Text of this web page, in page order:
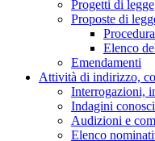
Progetti di legge
Proposte di
Elenco
Emendamenti
Attività di indirizzo,
Interrogazioni,
Indagini
Audizioni e
Elenco